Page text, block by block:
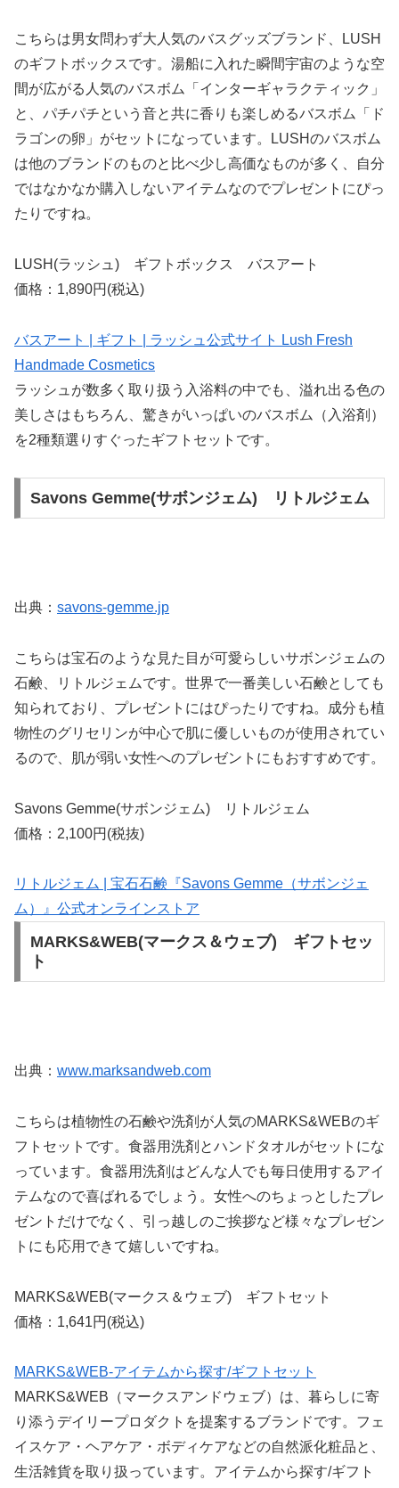
こちらは男女問わず大人気のバスグッズブランド、LUSH
のギフトボックスです。湯船に入れた瞬間宇宙のような空
間が広がる人気のバスボム「インターギャラクティック」
と、パチパチという音と共に香りも楽しめるバスボム「ド
ラゴンの卵」がセットになっています。LUSHのバスボム
は他のブランドのものと比べ少し高価なものが多く、自分
ではなかなか購入しないアイテムなのでプレゼントにぴっ
たりですね。
LUSH(ラッシュ) ギフトボックス バスアート
価格：1,890円(税込)
バスアート | ギフト | ラッシュ公式サイト Lush Fresh
Handmade Cosmetics
ラッシュが数多く取り扱う入浴料の中でも、溢れ出る色の
美しさはもちろん、驚きがいっぱいのバスボム（入浴剤）
を2種類選りすぐったギフトセットです。
Savons Gemme(サボンジェム) リトルジェム
出典： savons-gemme.jp
こちらは宝石のような見た目が可愛らしいサボンジェムの
石鹸、リトルジェムです。世界で一番美しい石鹸としても
知られており、プレゼントにはぴったりですね。成分も植
物性のグリセリンが中心で肌に優しいものが使用されてい
るので、肌が弱い女性へのプレゼントにもおすすめです。
Savons Gemme(サボンジェム) リトルジェム
価格：2,100円(税抜)
リトルジェム | 宝石石鹸『Savons Gemme（サボンジェ
ム）』公式オンラインストア
MARKS&WEB(マークス＆ウェブ) ギフトセッ
ト
出典： www.marksandweb.com
こちらは植物性の石鹸や洗剤が人気のMARKS&WEBのギ
フトセットです。食器用洗剤とハンドタオルがセットにな
っています。食器用洗剤はどんな人でも毎日使用するアイ
テムなので喜ばれるでしょう。女性へのちょっとしたプレ
ゼントだけでなく、引っ越しのご挨拶など様々なプレゼン
トにも応用できて嬉しいですね。
MARKS&WEB(マークス＆ウェブ) ギフトセット
価格：1,641円(税込)
MARKS&WEB-アイテムから探す/ギフトセット
MARKS&WEB（マークスアンドウェブ）は、暮らしに寄
り添うデイリープロダクトを提案するブランドです。フェ
イスケア・ヘアケア・ボディケアなどの自然派化粧品と、
生活雑貨を取り扱っています。アイテムから探す/ギフト